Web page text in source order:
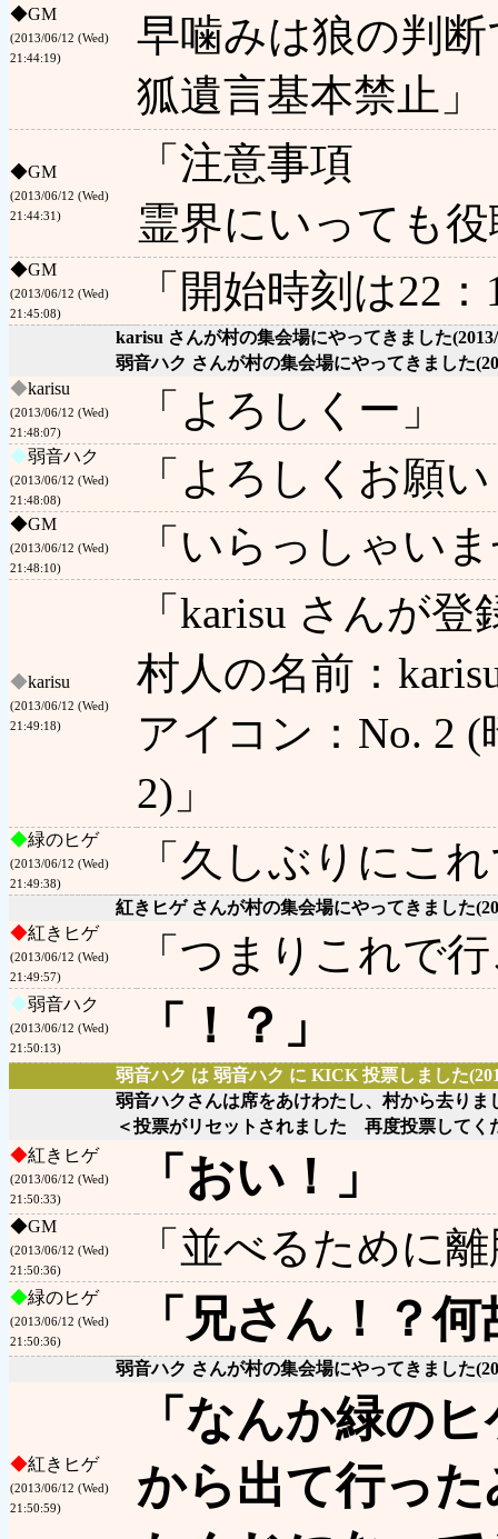
◆GM
(2013/06/12 (Wed)
21:44:19)
早噛みは狼の判断
狐遺言基本禁止」
◆GM
(2013/06/12 (Wed)
21:44:31)
「注意事項
霊界にいっても
◆GM
(2013/06/12 (Wed)
21:45:08)
「開始時刻は22
karisu さんが村の集会場にやってきました
弱音ハク さんが村の集会場にやってきました
◆karisu
(2013/06/12 (Wed)
21:48:07)
「よろしくー」
◆弱音ハク
(2013/06/12 (Wed)
21:48:08)
「よろしくお願
◆GM
(2013/06/12 (Wed)
21:48:10)
「いらっしゃい
◆karisu
(2013/06/12 (Wed)
21:49:18)
「karisu さんが
村人の名前：
アイコン：No. 2
2)」
◆緑のヒゲ
(2013/06/12 (Wed)
21:49:38)
「久しぶりにこ
紅きヒゲ さんが村の集会場にやってきました
◆紅きヒゲ
(2013/06/12 (Wed)
21:49:57)
「つまりこれで
◆弱音ハク
(2013/06/12 (Wed)
21:50:13)
「！？」
弱音ハク は 弱音ハク に KICK 投票しました
弱音ハクさんは席をあけわたし、村から去りま
＜投票がリセットされました 再度投票してく
◆紅きヒゲ
(2013/06/12 (Wed)
21:50:33)
「おい！」
◆GM
(2013/06/12 (Wed)
21:50:36)
「並べるために
◆緑のヒゲ
(2013/06/12 (Wed)
21:50:36)
「兄さん！？
弱音ハク さんが村の集会場にやってきました
◆紅きヒゲ
(2013/06/12 (Wed)
21:50:59)
「なんか緑の
から出て行っ